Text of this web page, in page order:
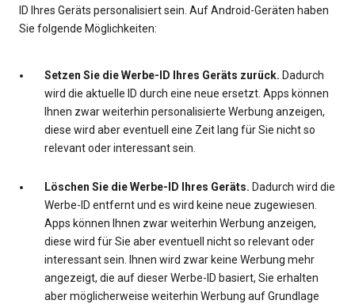
ID Ihres Geräts personalisiert sein. Auf Android-Geräten haben
Sie folgende Möglichkeiten:
Setzen Sie die Werbe-ID Ihres Geräts zurück. Dadurch
wird die aktuelle ID durch eine neue ersetzt. Apps können
Ihnen zwar weiterhin personalisierte Werbung anzeigen,
diese wird aber eventuell eine Zeit lang für Sie nicht so
relevant oder interessant sein.
Löschen Sie die Werbe-ID Ihres Geräts. Dadurch wird die
Werbe-ID entfernt und es wird keine neue zugewiesen.
Apps können Ihnen zwar weiterhin Werbung anzeigen,
diese wird für Sie aber eventuell nicht so relevant oder
interessant sein. Ihnen wird zwar keine Werbung mehr
angezeigt, die auf dieser Werbe-ID basiert, Sie erhalten
aber möglicherweise weiterhin Werbung auf Grundlage